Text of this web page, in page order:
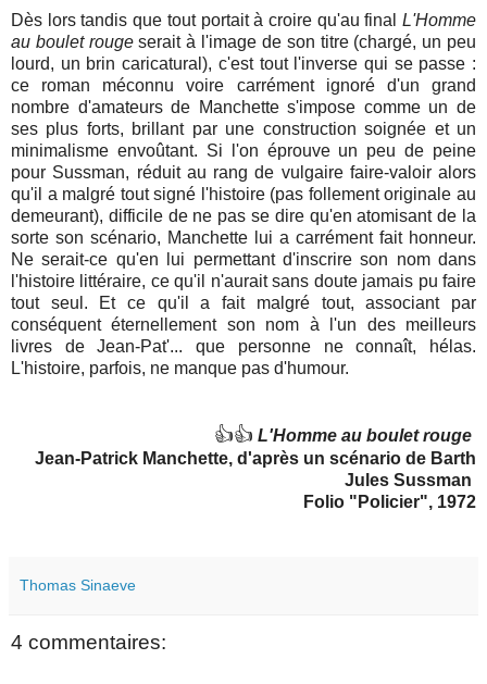
Dès lors tandis que tout portait à croire qu'au final L'Homme
au boulet rougeserait à l'image de son titre (chargé, un peu
lourd, un brin caricatural), c'est tout l'inverse qui se passe :
ce roman méconnu voire carrément ignoré d'un grand
nombre d'amateurs de Manchette s'impose comme un de
ses plus forts, brillant par une construction soignée et un
minimalisme envoûtant. Si l'on éprouve un peu de peine
pour Sussman, réduit au rang de vulgaire faire-valoir alors
qu'il a malgré tout signé l'histoire (pas follement originale au
demeurant), difficile de ne pas se dire qu'en atomisant de la
sorte son scénario, Manchette lui a carrément fait honneur.
Ne serait-ce qu'en lui permettant d'inscrire son nom dans
l'histoire littéraire, ce qu'il n'aurait sans doute jamais pu faire
tout seul. Et ce qu'il a fait malgré tout, associant par
conséquent éternellement son nom à l'un des meilleurs
livres de Jean-Pat'... que personne ne connaît, hélas.
L'histoire, parfois, ne manque pas d'humour.
👍👍 L'Homme au boulet rouge
Jean-Patrick Manchette, d'après un scénario de Barth
Jules Sussman
Folio "Policier", 1972
Thomas Sinaeve
4 commentaires: